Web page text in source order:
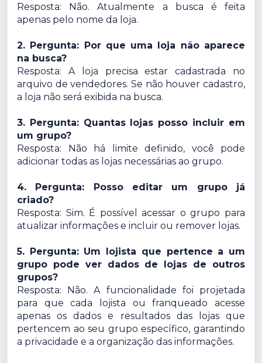
Resposta: Não. Atualmente a busca é feita
apenas pelo nome da loja.
2. Pergunta: Por que uma loja não aparece
na busca?
Resposta: A loja precisa estar cadastrada no
arquivo de vendedores. Se não houver cadastro,
a loja não será exibida na busca.
3. Pergunta: Quantas lojas posso incluir em
um grupo?
Resposta: Não há limite definido, você pode
adicionar todas as lojas necessárias ao grupo.
4. Pergunta: Posso editar um grupo já
criado?
Resposta: Sim. É possível acessar o grupo para
atualizar informações e incluir ou remover lojas.
5. Pergunta: Um lojista que pertence a um
grupo pode ver dados de lojas de outros
grupos?
Resposta: Não. A funcionalidade foi projetada
para que cada lojista ou franqueado acesse
apenas os dados e resultados das lojas que
pertencem ao seu grupo específico, garantindo
a privacidade e a organização das informações.